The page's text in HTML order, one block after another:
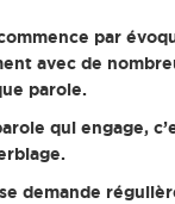
par
avec de
parole.
qui engage,
demande